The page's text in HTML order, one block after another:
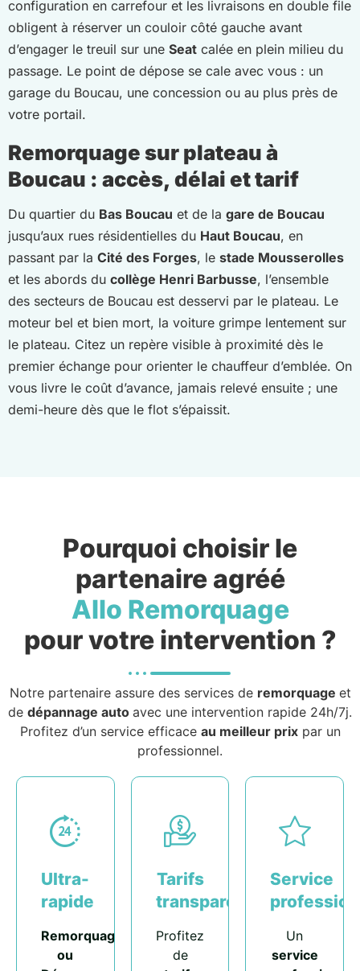
configuration en carrefour et les livraisons en double file
obligent à réserver un couloir côté gauche avant
d’engager le treuil sur une Seat calée en plein milieu du
passage. Le point de dépose se cale avec vous : un
garage du Boucau, une concession ou au plus près de
votre portail.
Remorquage sur plateau à
Boucau : accès, délai et tarif
Du quartier du Bas Boucau et de la gare de Boucau
jusqu’aux rues résidentielles du Haut Boucau, en
passant par la Cité des Forges, le stade Mousserolles
et les abords du collège Henri Barbusse, l’ensemble
des secteurs de Boucau est desservi par le plateau. Le
moteur bel et bien mort, la voiture grimpe lentement sur
le plateau. Citez un repère visible à proximité dès le
premier échange pour orienter le chauffeur d’emblée. On
vous livre le coût d’avance, jamais relevé ensuite ; une
demi-heure dès que le flot s’épaissit.
Pourquoi choisir le
partenaire agréé
Allo Remorquage
pour votre intervention ?
Notre partenaire assure des services de remorquage et
de dépannage auto avec une intervention rapide 24h/7j.
Profitez d’un service efficace au meilleur prixpar un
professionnel.
Ultra-
rapide
Remorquage
ou
Tarifs
transparents
Profitez
de
Service
Un
service